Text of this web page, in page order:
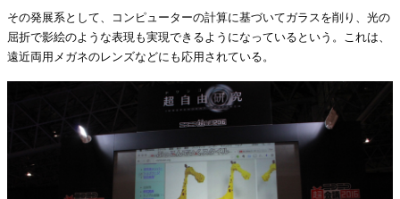
その発展系として、コンピューターの計算に基づいてガラスを削り、光の
屈折で影絵のような表現も実現できるようになっているという。これは、
遠近両用メガネのレンズなどにも応用されている。